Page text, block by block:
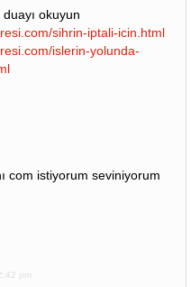
okuyun
sihrin-iptali-icin.html
islerin-yolunda-
com istiyorum seviniyorum
pm